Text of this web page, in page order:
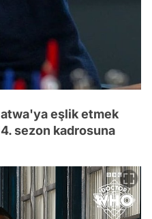
eşlik etmek
sezon kadrosuna